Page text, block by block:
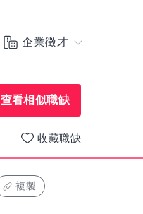
企業徵才
查看相似職缺
收藏職缺
複製